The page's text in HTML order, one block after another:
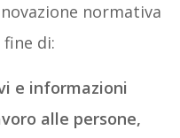
normativa
di:
e informazioni
alle persone,